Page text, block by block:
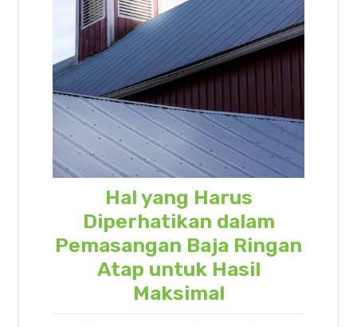
Hal yang Harus
Diperhatikan dalam
Pemasangan Baja Ringan
Atap untuk Hasil
Maksimal